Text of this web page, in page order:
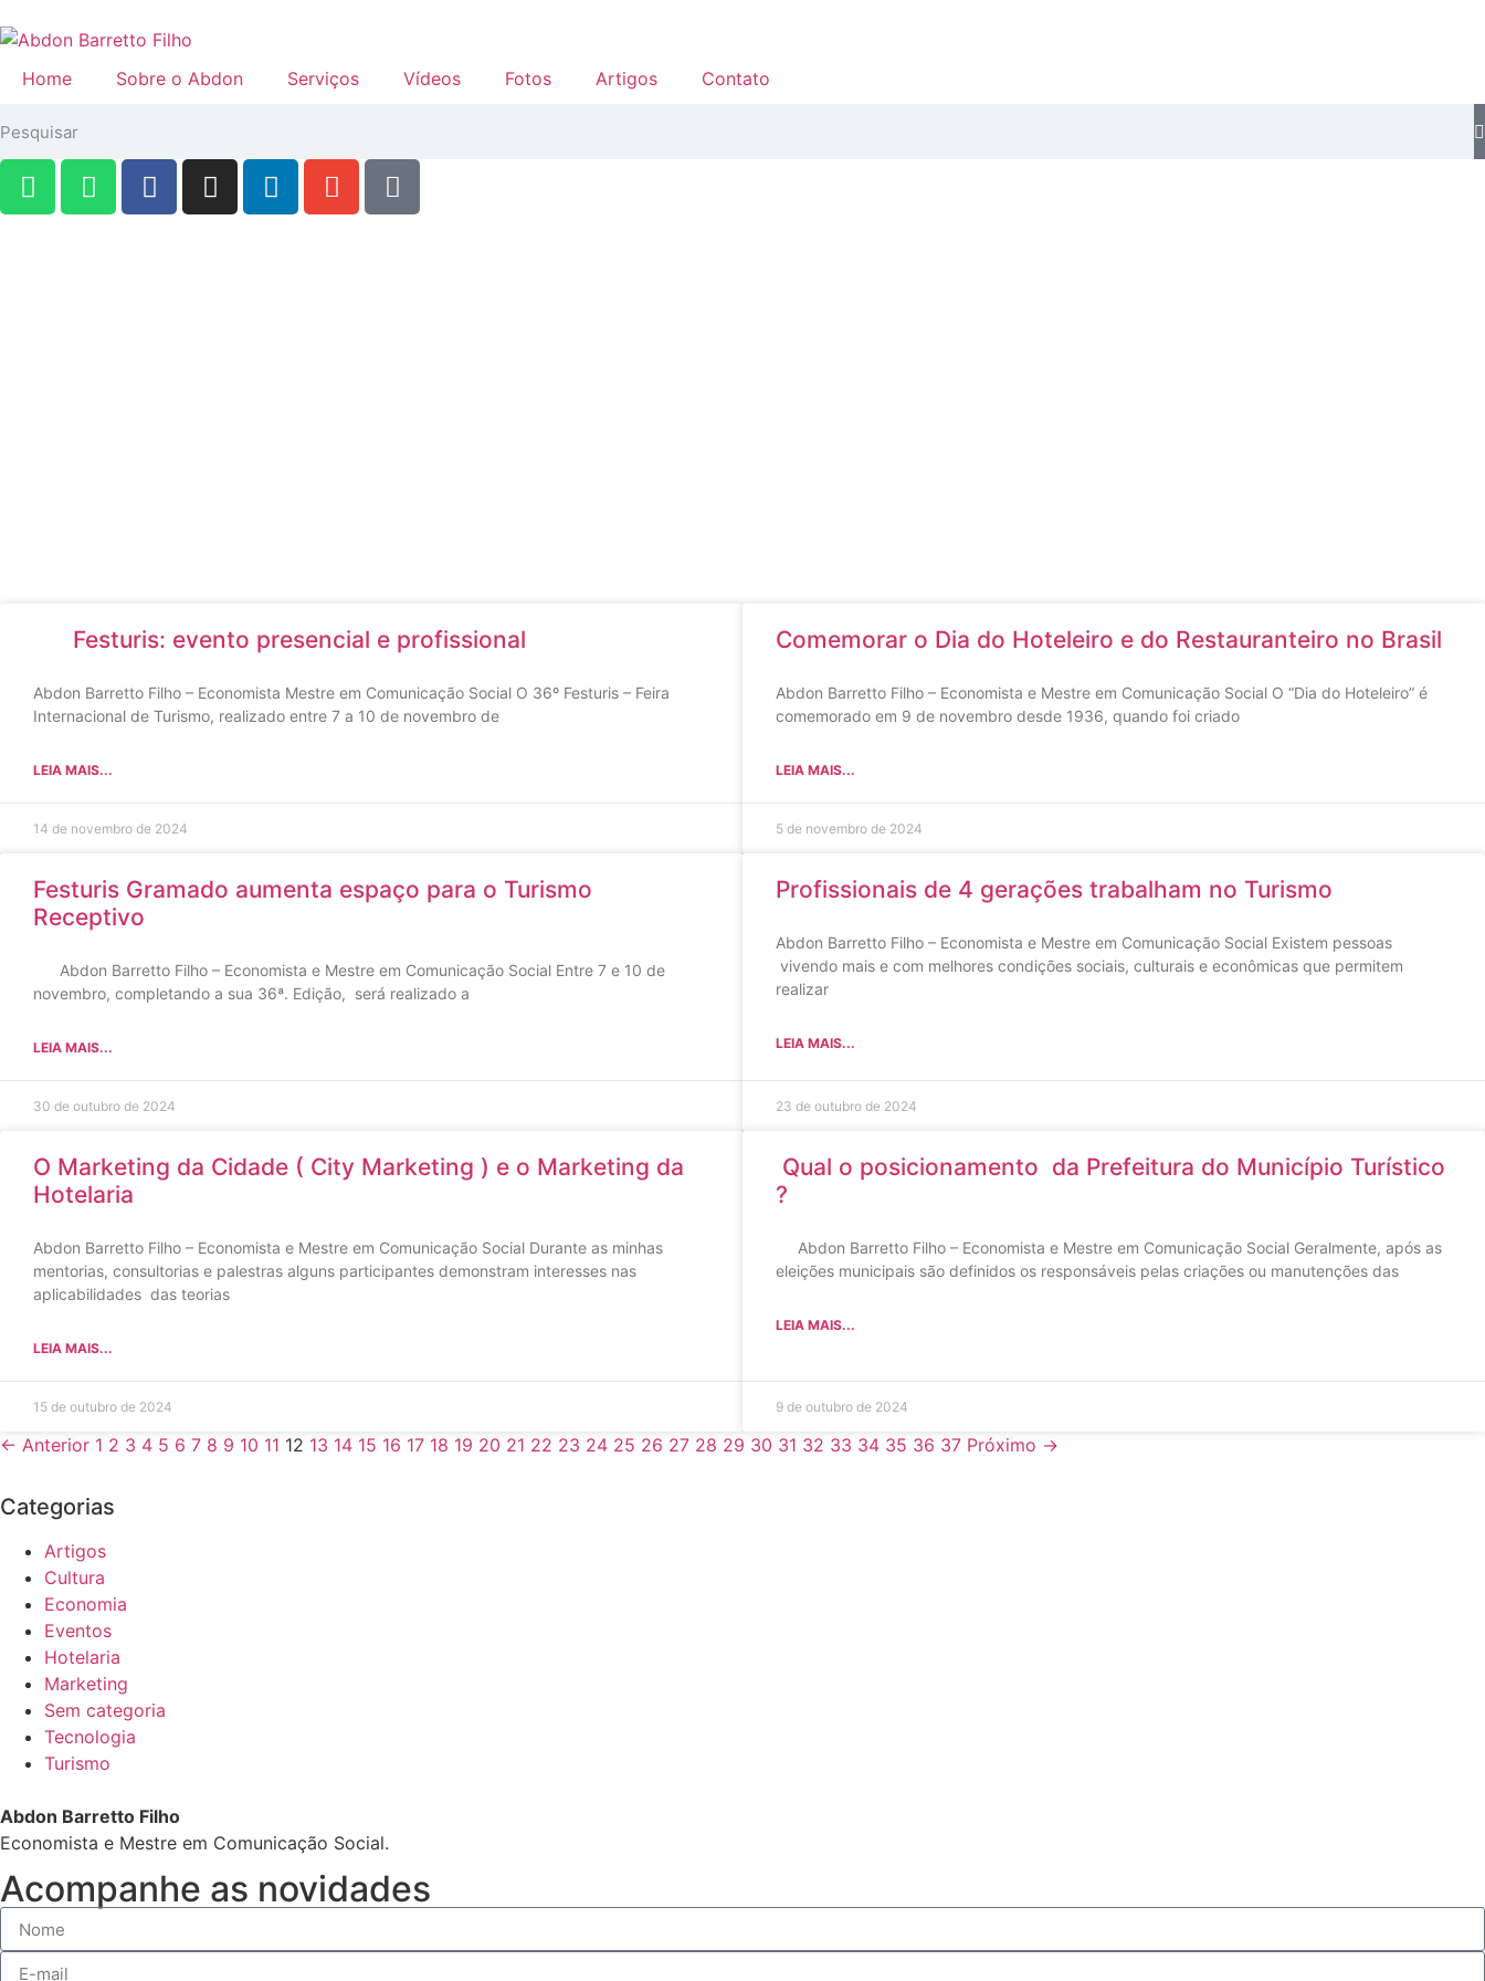
Home Sobre o Abdon Serviços Vídeos Fotos Artigos Contato
Festuris: evento presencial e profissional
Abdon Barretto Filho – Economista Mestre em Comunicação Social O 36º Festuris – Feira
Internacional de Turismo, realizado entre 7 a 10 de novembro de
LEIA MAIS...
14 de novembro de 2024
Comemorar o Dia do Hoteleiro e do Restauranteiro no Brasil
Abdon Barretto Filho – Economista e Mestre em Comunicação Social O “Dia do Hoteleiro” é
comemorado em 9 de novembro desde 1936, quando foi criado
LEIA MAIS...
5 de novembro de 2024
Festuris Gramado aumenta espaço para o Turismo
Receptivo
Abdon Barretto Filho – Economista e Mestre em Comunicação Social Entre 7 e 10 de
novembro, completando a sua 36ª. Edição, será realizado a
LEIA MAIS...
30 de outubro de 2024
Profissionais de 4 gerações trabalham no Turismo
Abdon Barretto Filho – Economista e Mestre em Comunicação Social Existem pessoas
vivendo mais e com melhores condições sociais, culturais e econômicas que permitem
realizar
LEIA MAIS...
23 de outubro de 2024
O Marketing da Cidade ( City Marketing ) e o Marketing da
Hotelaria
Abdon Barretto Filho – Economista e Mestre em Comunicação Social Durante as minhas
mentorias, consultorias e palestras alguns participantes demonstram interesses nas
aplicabilidades das teorias
LEIA MAIS...
15 de outubro de 2024
Qual o posicionamento da Prefeitura do Município Turístico
?
Abdon Barretto Filho – Economista e Mestre em Comunicação Social Geralmente, após as
eleições municipais são definidos os responsáveis pelas criações ou manutenções das
LEIA MAIS...
9 de outubro de 2024
← Anterior 1 2 3 4 5 6 7 8 9 10 11 12 13 14 15 16 17 18 19 20 21 22 23 24 25 26 27 28 29 30 31 32 33 34 35 36 37 Próximo →
Categorias
Artigos
Cultura
Economia
Eventos
Hotelaria
Marketing
Sem categoria
Tecnologia
Turismo
Abdon Barretto Filho
Economista e Mestre em Comunicação Social.
Acompanhe as novidades